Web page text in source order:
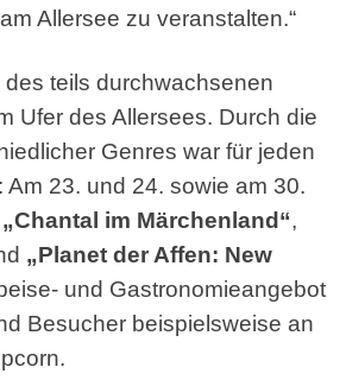
Allersee zu veranstalten.“
teils durchwachsenen
Ufer des Allersees. Durch die
Genres war für jeden
23. und 24. sowie am 30.
„Chantal im Märchenland“,
„Planet der Affen: New
und Gastronomieangebot
Besucher beispielsweise an